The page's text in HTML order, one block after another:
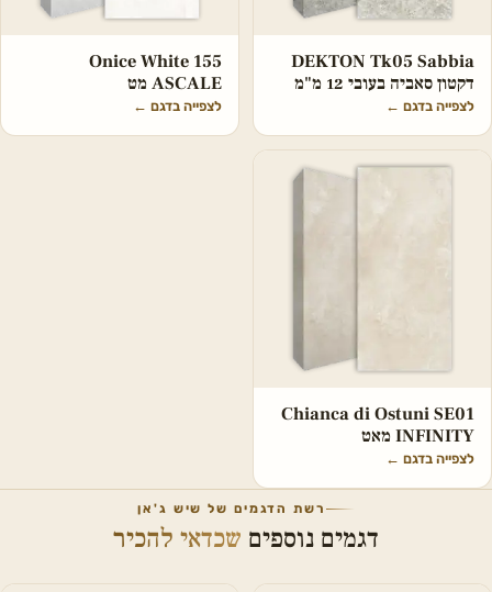
DEKTON Tk05 Sabbia
דקטון סאביה בעובי 12 מ"מ
לצפייה בדגם ←
Onice White 155
ASCALE מט
לצפייה בדגם ←
Chianca di Ostuni SE01
INFINITY מאט
לצפייה בדגם ←
רשת הדגמים של שיש ג'אן
דגמים נוספים שכדאי להכיר